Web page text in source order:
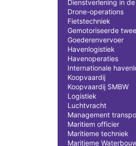
Dienstverlening in
Drone-operations
Fietstechniek
Gemotoriseerde
Goederenvervoer
Havenlogistiek
Havenoperaties
Internationale
Koopvaardij
Koopvaardij SMBW
Logistiek
Luchtvracht
Management
Maritiem officier
Maritieme techniek
Maritieme